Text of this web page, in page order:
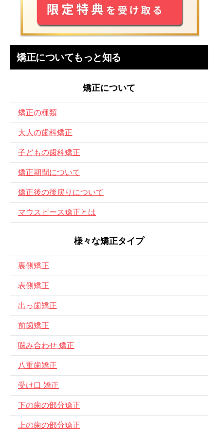
矯正についてもっと知る
矯正について
矯正の種類
大人の歯科矯正
子どもの歯科矯正
矯正期間について
矯正後の後戻りについて
マウスピース矯正とは
様々な矯正タイプ
裏側矯正
表側矯正
出っ歯矯正
前歯矯正
噛み合わせ 矯正
八重歯矯正
受け口 矯正
下の歯の部分矯正
上の歯の部分矯正